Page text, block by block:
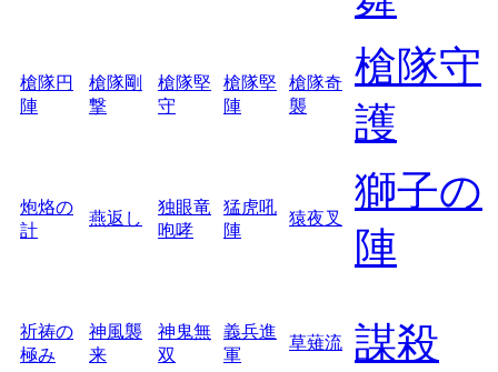
槍隊円
陣
槍隊剛
撃
槍隊堅
守
槍隊堅
陣
槍隊奇
襲
槍隊守
護
炮烙の
計
燕返し
独眼竜
咆哮
猛虎吼
陣
猿夜叉
獅子の
陣
祈祷の
極み
神風襲
来
神鬼無
双
義兵進
軍
草薙流 謀殺